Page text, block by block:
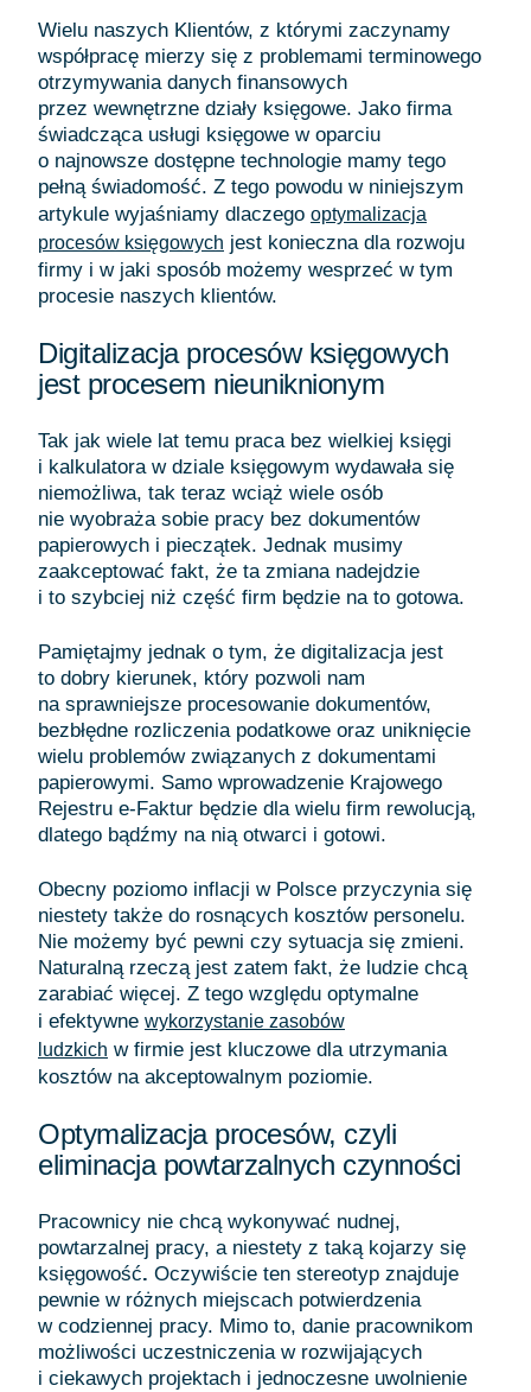
Wielu naszych Klientów, z którymi zaczynamy
współpracę mierzy się z problemami terminowego
otrzymywania danych finansowych
przez wewnętrzne działy księgowe. Jako firma
świadcząca usługi księgowe w oparciu
o najnowsze dostępne technologie mamy tego
pełną świadomość. Z tego powodu w niniejszym
artykule wyjaśniamy dlaczego optymalizacja
procesów księgowych jest konieczna dla rozwoju
firmy i w jaki sposób możemy wesprzeć w tym
procesie naszych klientów.
Digitalizacja procesów księgowych
jest procesem nieuniknionym
Tak jak wiele lat temu praca bez wielkiej księgi
i kalkulatora w dziale księgowym wydawała się
niemożliwa, tak teraz wciąż wiele osób
nie wyobraża sobie pracy bez dokumentów
papierowych i pieczątek. Jednak musimy
zaakceptować fakt, że ta zmiana nadejdzie
i to szybciej niż część firm będzie na to gotowa.
Pamiętajmy jednak o tym, że digitalizacja jest
to dobry kierunek, który pozwoli nam
na sprawniejsze procesowanie dokumentów,
bezbłędne rozliczenia podatkowe oraz uniknięcie
wielu problemów związanych z dokumentami
papierowymi. Samo wprowadzenie Krajowego
Rejestru e-Faktur będzie dla wielu firm rewolucją,
dlatego bądźmy na nią otwarci i gotowi.
Obecny poziomo inflacji w Polsce przyczynia się
niestety także do rosnących kosztów personelu.
Nie możemy być pewni czy sytuacja się zmieni.
Naturalną rzeczą jest zatem fakt, że ludzie chcą
zarabiać więcej. Z tego względu optymalne
i efektywne wykorzystanie zasobów
ludzkich w firmie jest kluczowe dla utrzymania
kosztów na akceptowalnym poziomie.
Optymalizacja procesów, czyli
eliminacja powtarzalnych czynności
Pracownicy nie chcą wykonywać nudnej,
powtarzalnej pracy, a niestety z taką kojarzy się
księgowość. Oczywiście ten stereotyp znajduje
pewnie w różnych miejscach potwierdzenia
w codziennej pracy. Mimo to, danie pracownikom
możliwości uczestniczenia w rozwijających
i ciekawych projektach i jednoczesne uwolnienie